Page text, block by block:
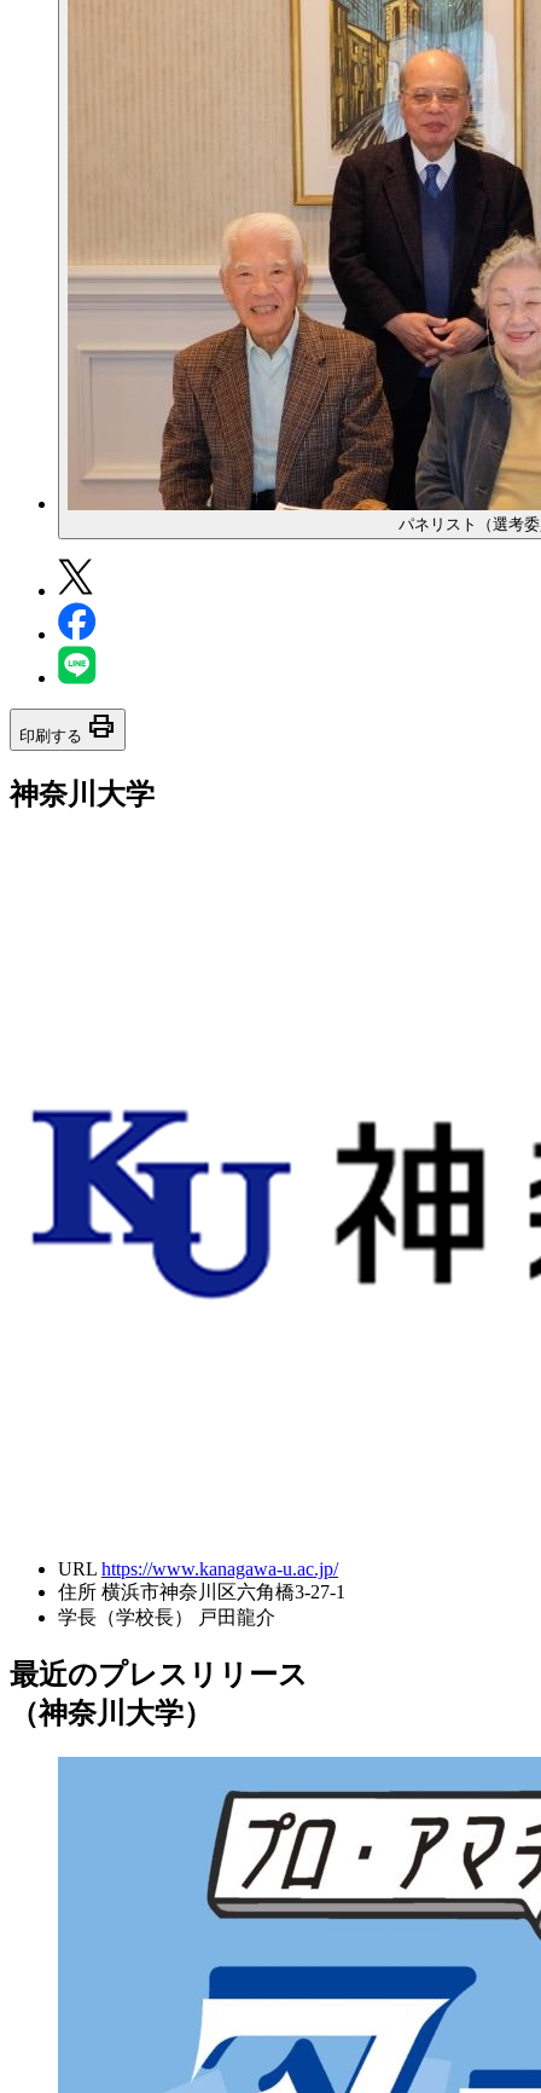
パネリスト（選考
印刷する print
神奈川大学
URL https://www.kanagawa-u.ac.jp/
住所 横浜市神奈川区六角橋3-27-1
学長（学校長）
戸田龍介
最近のプレスリリース
（神奈川大学）